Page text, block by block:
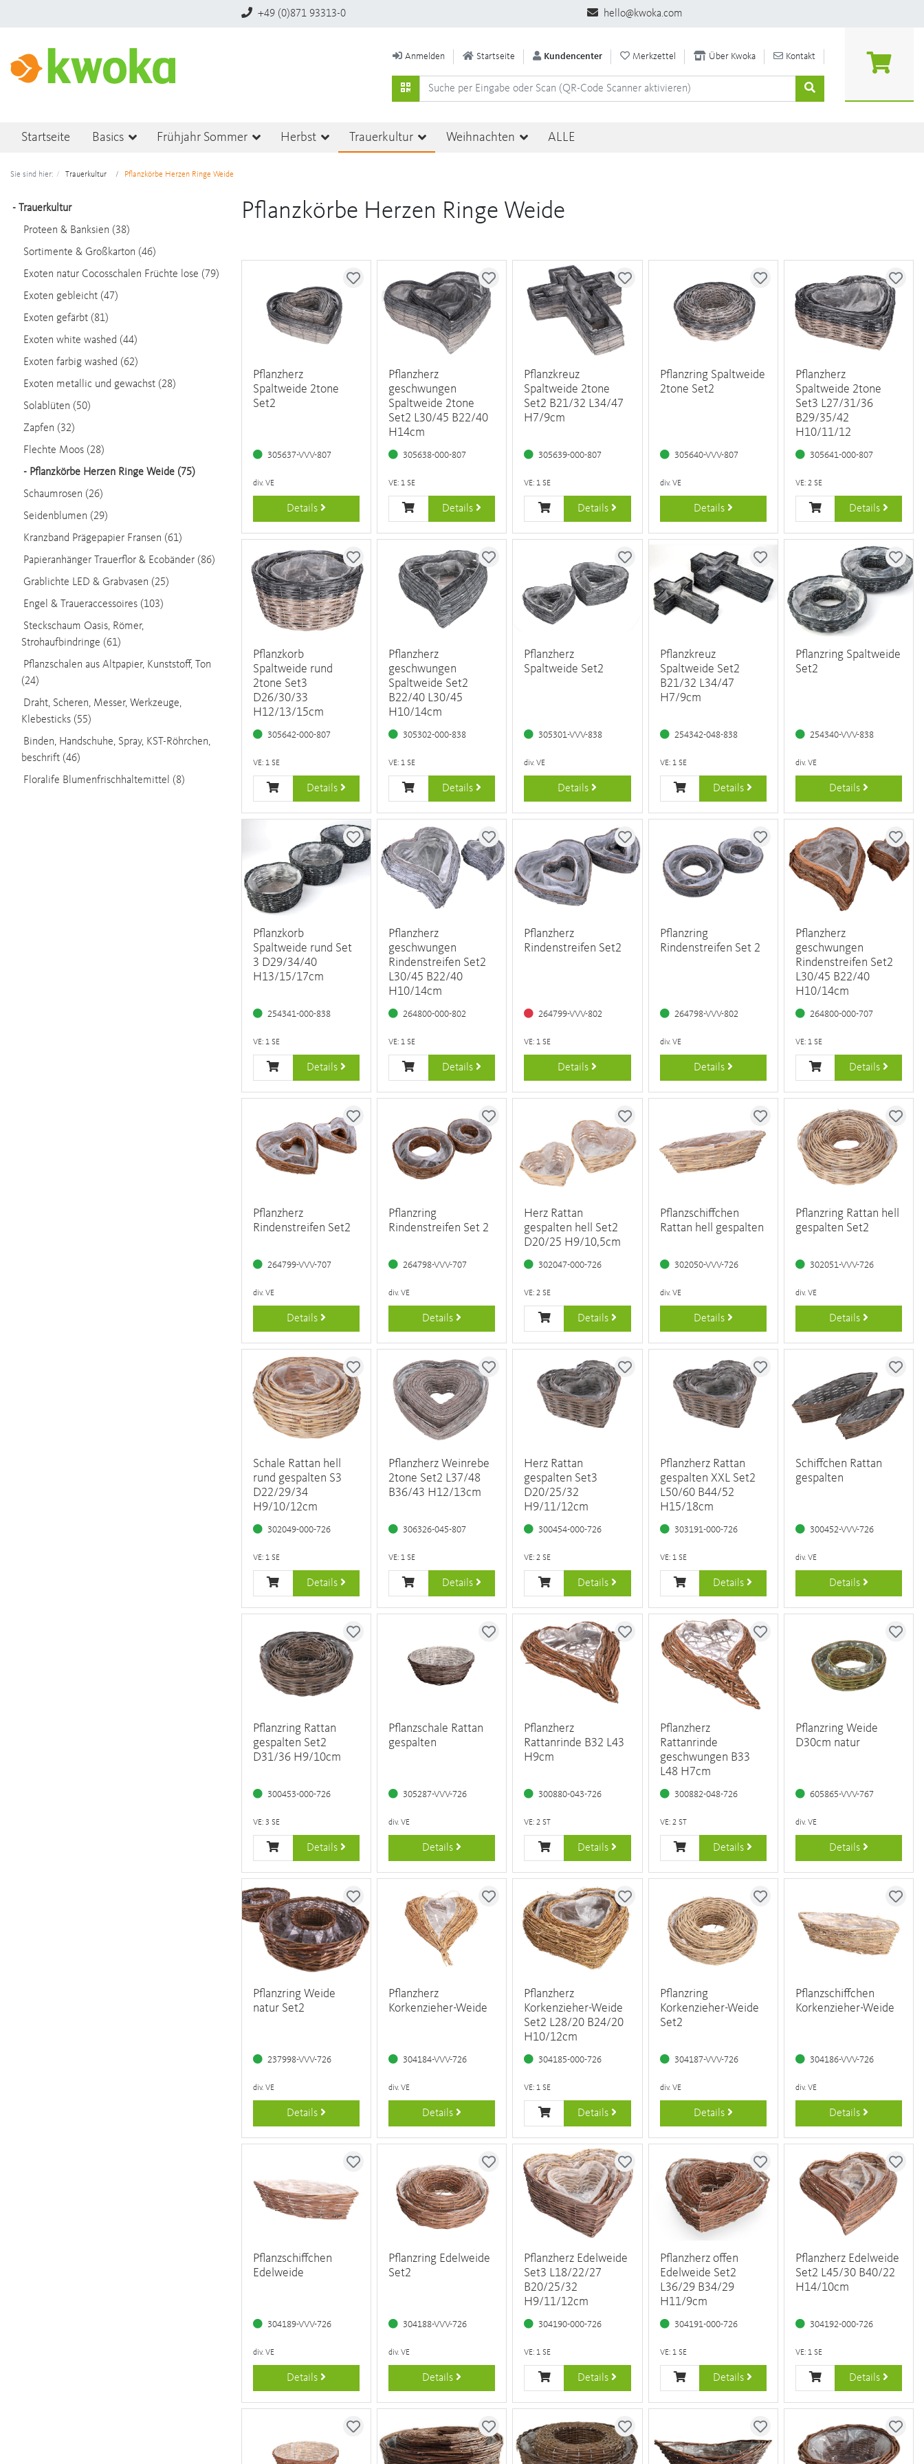
+49 (0)871 93313-0 hello@kwoka.com
Anmelden Startseite Kundencenter Merkzettel Über Kwoka Kontakt
Startseite Basics Frühjahr Sommer Herbst Trauerkultur Weihnachten ALLE
Sie sind hier: Trauerkultur Pflanzkörbe Herzen Ringe Weide
-
Trauerkultur
Proteen & Banksien (38)
Sortimente & Großkarton (46)
Exoten natur Cocosschalen Früchte lose (79)
Exoten gebleicht (47)
Exoten gefärbt (81)
Exoten white washed (44)
Exoten farbig washed (62)
Exoten metallic und gewachst (28)
Solablüten (50)
Zapfen (32)
Flechte Moos (28)
- Pflanzkörbe Herzen Ringe Weide (75)
Schaumrosen (26)
Seidenblumen (29)
Kranzband Prägepapier Fransen (61)
Papieranhänger Trauerflor & Ecobänder (86)
Grablichte LED & Grabvasen (25)
Engel & Traueraccessoires (103)
Steckschaum Oasis, Römer,
Strohaufbindringe (61)
Pflanzschalen aus Altpapier, Kunststoff, Ton
(24)
Draht, Scheren, Messer, Werkzeuge,
Klebesticks (55)
Binden, Handschuhe, Spray, KST-Röhrchen,
beschrift (46)
Floralife Blumenfrischhaltemittel (8)
Pflanzkörbe Herzen Ringe Weide
Pflanzherz
Spaltweide 2tone
Set2
305637-VVV-807
div. VE
Details
Pflanzherz
geschwungen
Spaltweide 2tone
Set2 L30/45 B22/40
H14cm
305638-000-807
VE: 1 SE
Details
Pflanzkreuz
Spaltweide 2tone
Set2 B21/32 L34/47
H7/9cm
305639-000-807
VE: 1 SE
Details
Pflanzring Spaltweide
2tone Set2
305640-VVV-807
div. VE
Details
Pflanzherz
Spaltweide 2tone
Set3 L27/31/36
B29/35/42
H10/11/12
305641-000-807
VE: 2 SE
Details
Pflanzkorb
Spaltweide rund
2tone Set3
D26/30/33
H12/13/15cm
305642-000-807
VE: 1 SE
Details
Pflanzherz
geschwungen
Spaltweide Set2
B22/40 L30/45
H10/14cm
305302-000-838
VE: 1 SE
Details
Pflanzherz
Spaltweide Set2
305301-VVV-838
div. VE
Details
Pflanzkreuz
Spaltweide Set2
B21/32 L34/47
H7/9cm
254342-048-838
VE: 1 SE
Details
Pflanzring Spaltweide
Set2
254340-VVV-838
div. VE
Details
Pflanzkorb
Spaltweide rund Set
3 D29/34/40
H13/15/17cm
254341-000-838
VE: 1 SE
Details
Pflanzherz
geschwungen
Rindenstreifen Set2
L30/45 B22/40
H10/14cm
264800-000-802
VE: 1 SE
Details
Pflanzherz
Rindenstreifen Set2
264799-VVV-802
VE: 1 SE
Details
Pflanzring
Rindenstreifen Set 2
264798-VVV-802
div. VE
Details
Pflanzherz
geschwungen
Rindenstreifen Set2
L30/45 B22/40
H10/14cm
264800-000-707
VE: 1 SE
Details
Pflanzherz
Rindenstreifen Set2
264799-VVV-707
div. VE
Details
Pflanzring
Rindenstreifen Set 2
264798-VVV-707
div. VE
Details
Herz Rattan
gespalten hell Set2
D20/25 H9/10,5cm
302047-000-726
VE: 2 SE
Details
Pflanzschiffchen
Rattan hell gespalten
302050-VVV-726
div. VE
Details
Pflanzring Rattan hell
gespalten Set2
302051-VVV-726
div. VE
Details
Schale Rattan hell
rund gespalten S3
D22/29/34
H9/10/12cm
302049-000-726
VE: 1 SE
Details
Pflanzherz Weinrebe
2tone Set2 L37/48
B36/43 H12/13cm
306326-045-807
VE: 1 SE
Details
Herz Rattan
gespalten Set3
D20/25/32
H9/11/12cm
300454-000-726
VE: 2 SE
Details
Pflanzherz Rattan
gespalten XXL Set2
L50/60 B44/52
H15/18cm
303191-000-726
VE: 1 SE
Details
Schiffchen Rattan
gespalten
300452-VVV-726
div. VE
Details
Pflanzring Rattan
gespalten Set2
D31/36 H9/10cm
300453-000-726
VE: 3 SE
Details
Pflanzschale Rattan
gespalten
305287-VVV-726
div. VE
Details
Pflanzherz
Rattanrinde B32 L43
H9cm
300880-043-726
VE: 2 ST
Details
Pflanzherz
Rattanrinde
geschwungen B33
L48 H7cm
300882-048-726
VE: 2 ST
Details
Pflanzring Weide
D30cm natur
605865-VVV-767
div. VE
Details
Pflanzring Weide
natur Set2
237998-VVV-726
div. VE
Details
Pflanzherz
Korkenzieher-Weide
304184-VVV-726
div. VE
Details
Pflanzherz
Korkenzieher-Weide
Set2 L28/20 B24/20
H10/12cm
304185-000-726
VE: 1 SE
Details
Pflanzring
Korkenzieher-Weide
Set2
304187-VVV-726
div. VE
Details
Pflanzschiffchen
Korkenzieher-Weide
304186-VVV-726
div. VE
Details
Pflanzschiffchen
Edelweide
304189-VVV-726
div. VE
Details
Pflanzring Edelweide
Set2
304188-VVV-726
div. VE
Details
Pflanzherz Edelweide
Set3 L18/22/27
B20/25/32
H9/11/12cm
304190-000-726
VE: 1 SE
Details
Pflanzherz offen
Edelweide Set2
L36/29 B34/29
H11/9cm
304191-000-726
VE: 1 SE
Details
Pflanzherz Edelweide
Set2 L45/30 B40/22
H14/10cm
304192-000-726
VE: 1 SE
Details